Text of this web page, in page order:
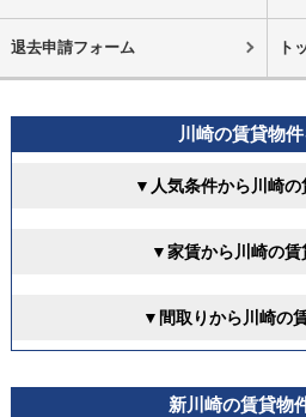
退去申請フォーム ト
川崎の賃貸物
▼人気条件から川崎
▼家賃から川崎の
▼間取りから川崎の
新川崎の賃貸物